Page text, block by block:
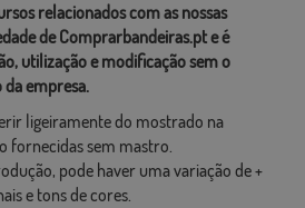
relacionados com as nossas
de Comprarbandeiras.pt e é
utilização e modificação sem o
empresa.
ligeiramente do mostrado na
fornecidas sem mastro.
pode haver uma variação de +
e tons de cores.